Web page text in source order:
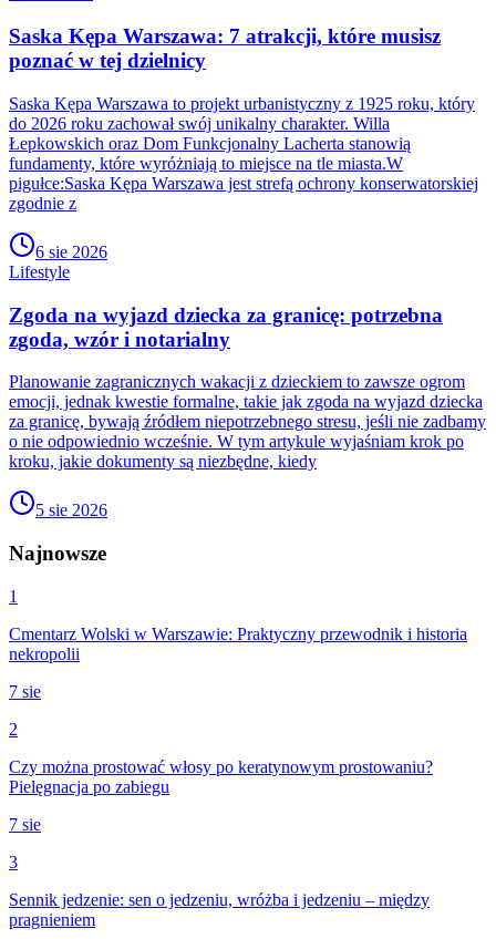
Saska Kępa Warszawa: 7 atrakcji, które musisz
poznać w tej dzielnicy
Saska Kępa Warszawa to projekt urbanistyczny z 1925 roku, który
do 2026 roku zachował swój unikalny charakter. Willa
Łepkowskich oraz Dom Funkcjonalny Lacherta stanowią
fundamenty, które wyróżniają to miejsce na tle miasta.W
pigułce:Saska Kępa Warszawa jest strefą ochrony konserwatorskiej
zgodnie z
6 sie 2026
Lifestyle
Zgoda na wyjazd dziecka za granicę: potrzebna
zgoda, wzór i notarialny
Planowanie zagranicznych wakacji z dzieckiem to zawsze ogrom
emocji, jednak kwestie formalne, takie jak zgoda na wyjazd dziecka
za granicę, bywają źródłem niepotrzebnego stresu, jeśli nie zadbamy
o nie odpowiednio wcześnie. W tym artykule wyjaśniam krok po
kroku, jakie dokumenty są niezbędne, kiedy
5 sie 2026
Najnowsze
1
Cmentarz Wolski w Warszawie: Praktyczny przewodnik i historia
nekropolii
7 sie
2
Czy można prostować włosy po keratynowym prostowaniu?
Pielęgnacja po zabiegu
7 sie
3
Sennik jedzenie: sen o jedzeniu, wróżba i jedzeniu – między
pragnieniem